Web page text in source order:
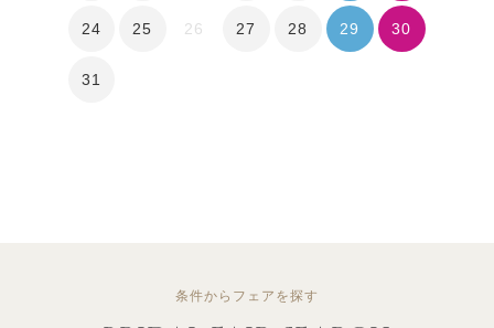
24 25 26 27 28 29 30
31
条件からフェアを探す